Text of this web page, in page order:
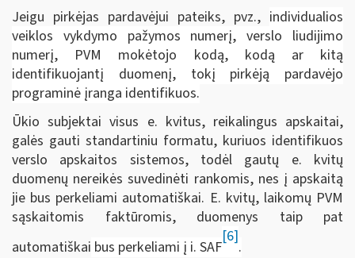
Jeigu pirkėjas pardavėjui pateiks, pvz., individualios
veiklos vykdymo pažymos numerį, verslo liudijimo
numerį, PVM mokėtojo kodą, kodą ar kitą
identifikuojantį duomenį, tokį pirkėją pardavėjo
programinė įranga identifikuos.
Ūkio subjektai visus e. kvitus, reikalingus apskaitai,
galės gauti standartiniu formatu, kuriuos identifikuos
verslo apskaitos sistemos, todėl gautų e. kvitų
duomenų nereikės suvedinėti rankomis, nes į apskaitą
jie bus perkeliami automatiškai. E. kvitų, laikomų PVM
sąskaitomis faktūromis, duomenys taip pat
automatiškai bus perkeliami į i. SAF
[6]
.